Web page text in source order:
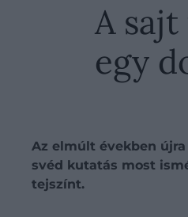
A
egy
Az elmúlt években
svéd kutatás most
tejszínt.